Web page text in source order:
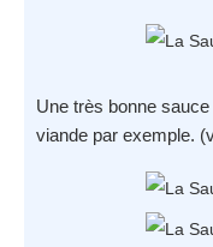
Une très bonne
viande par exemple.